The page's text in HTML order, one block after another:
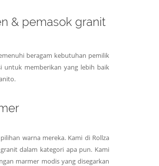
& pemasok granit
beragam kebutuhan pemilik
untuk memberikan yang lebih baik
warna mereka. Kami di Rollza
dalam kategori apa pun. Kami
marmer modis yang disegarkan